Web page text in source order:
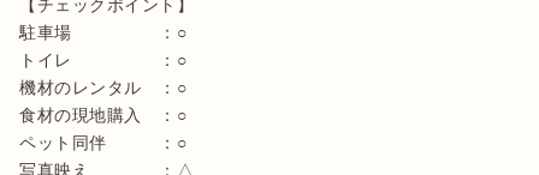
【チェックポイント】
駐車場　　　　　：○
トイレ　　　　　：○
機材のレンタル　：○
食材の現地購入　：○
ペット同伴　　　：○
写真映え　　　　：△